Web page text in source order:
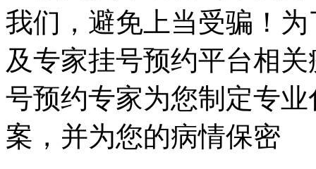
我们，避免上当受骗！
及专家挂号预约平台相
号预约专家为您制定专
案，并为您的病情保密